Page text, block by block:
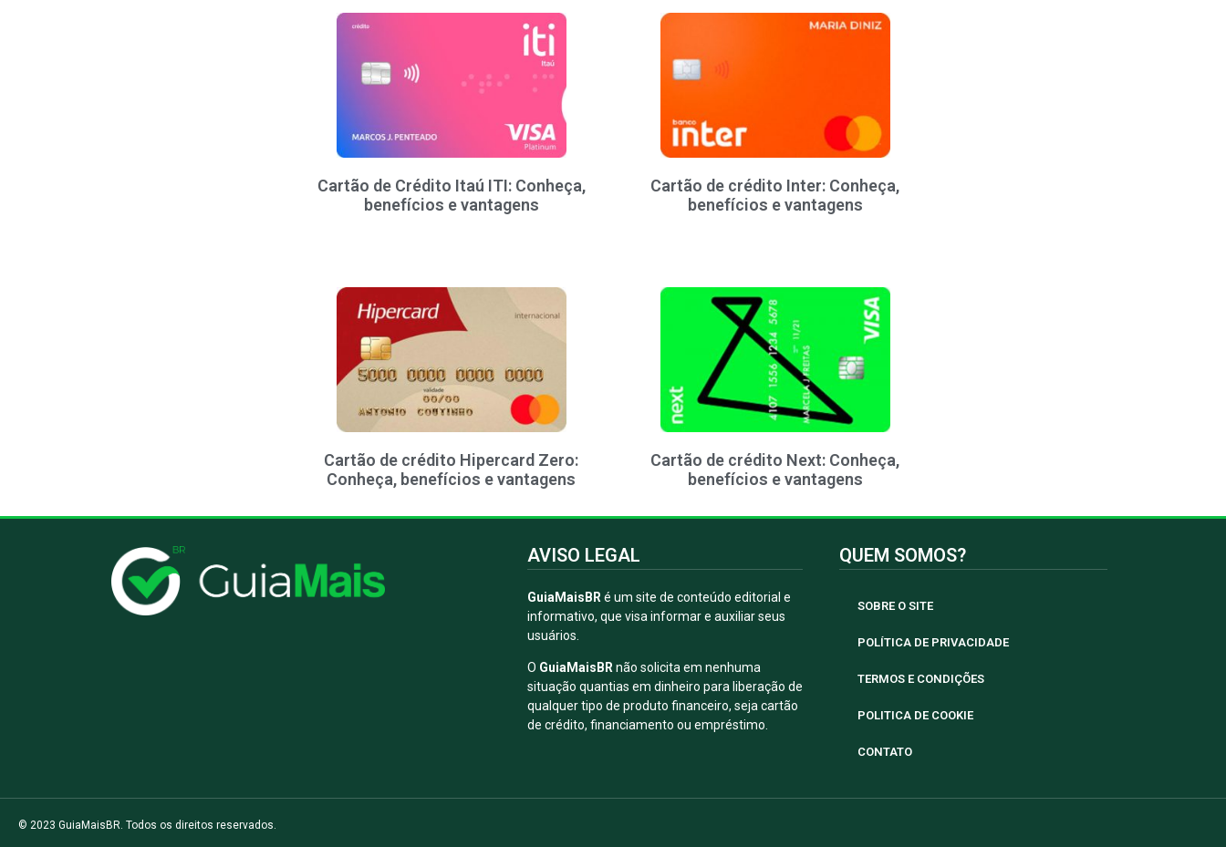
Cartão de Crédito Itaú ITI: Conheça,
benefícios e vantagens
Cartão de crédito Inter: Conheça,
benefícios e vantagens
Cartão de crédito Hipercard Zero:
Conheça, benefícios e vantagens
Cartão de crédito Next: Conheça,
benefícios e vantagens
AVISO LEGAL
GuiaMaisBR é um site de conteúdo editorial e
informativo, que visa informar e auxiliar seus
usuários.
O GuiaMaisBRnão solicita em nenhuma
situação quantias em dinheiro para liberação de
qualquer tipo de produto financeiro, seja cartão
de crédito, financiamento ou empréstimo.
QUEM SOMOS?
SOBRE O SITE
POLÍTICA DE PRIVACIDADE
TERMOS E CONDIÇÕES
POLITICA DE COOKIE
CONTATO
© 2023 GuiaMaisBR. Todos os direitos reservados.